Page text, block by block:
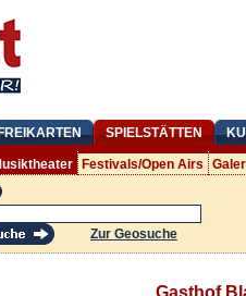
SPIELSTÄTTEN
Festivals/Open Airs
Zur Geosuche